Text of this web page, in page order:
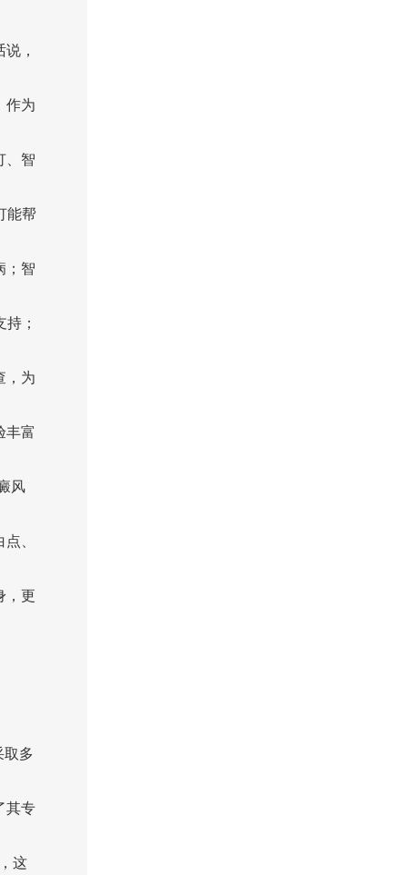
，
作为
、智
能帮
；智
；
，为
丰富
风
、
，更
取多
其专
这